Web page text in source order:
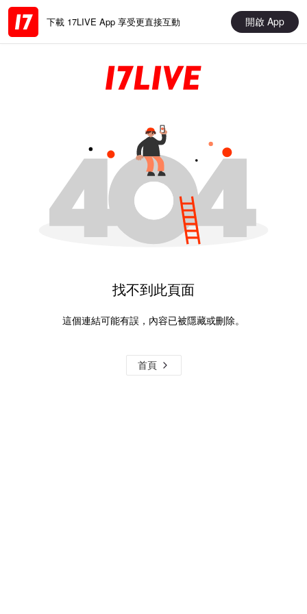
下載 17LIVE App 享受更直接互動 開啟 App
找不到此頁面
這個連結可能有誤，內容已被隱藏或刪除。
首頁